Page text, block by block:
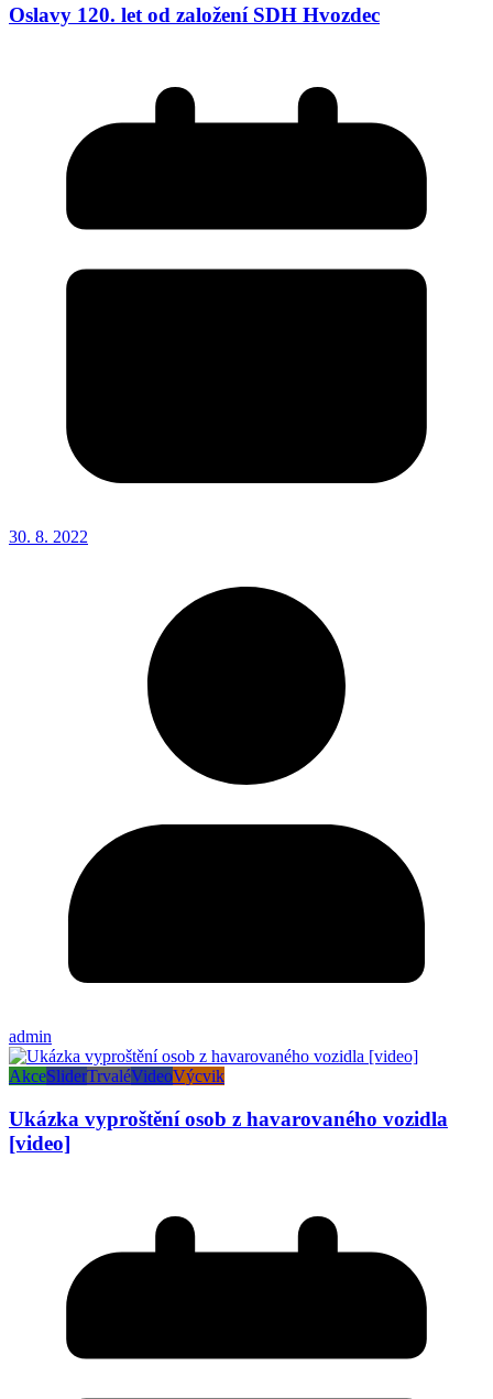
Oslavy 120. let od založení SDH Hvozdec
30. 8. 2022
admin
AkceSliderTrvaléVideoVýcvik
Ukázka vyproštění osob z havarovaného vozidla
[video]